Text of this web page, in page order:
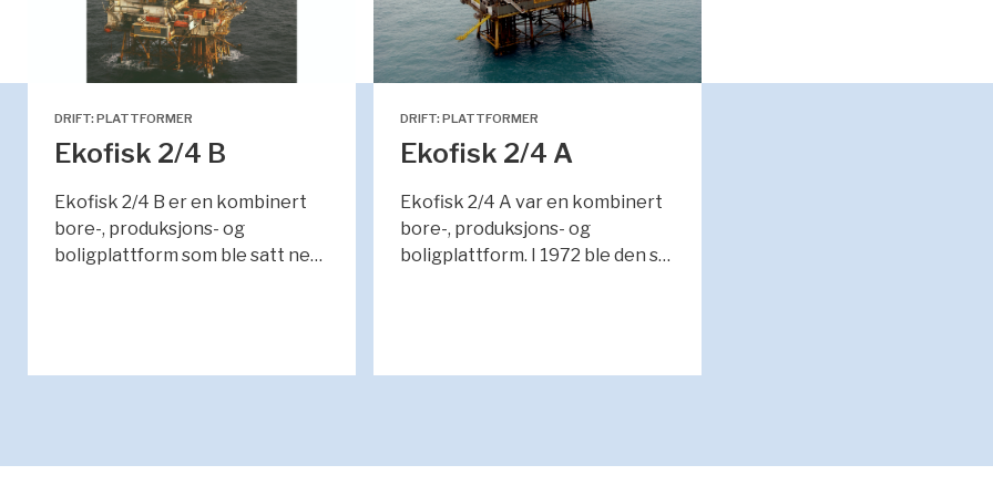
DRIFT: PLATTFORMER
Ekofisk 2/4 A
Ekofisk 2/4 A var en kombinert
bore-, produksjons- og
boligplattform. I 1972 ble den s…
DRIFT: PLATTFORMER
Ekofisk 2/4 B
Ekofisk 2/4 B er en kombinert
bore-, produksjons- og
boligplattform som ble satt ne…